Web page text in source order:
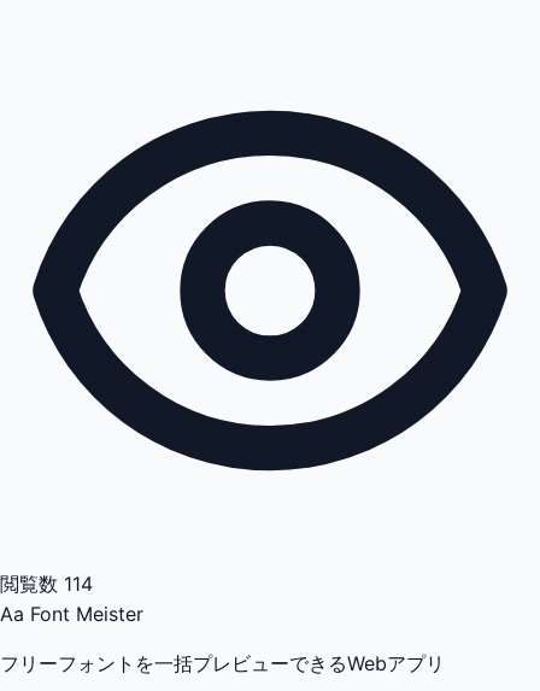
閲覧数 114
Aa Font Meister
フリーフォントを一括プレビューできるWebアプリ